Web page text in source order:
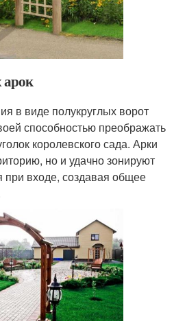
арок
в виде полукруглых ворот
способностью преображать
королевского сада. Арки
но и удачно зонируют
при входе, создавая общее